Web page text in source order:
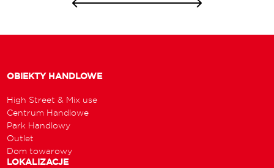
OBIEKTY HANDLOWE
High Street & Mix use
Centrum Handlowe
Park Handlowy
Outlet
Dom towarowy
LOKALIZACJE